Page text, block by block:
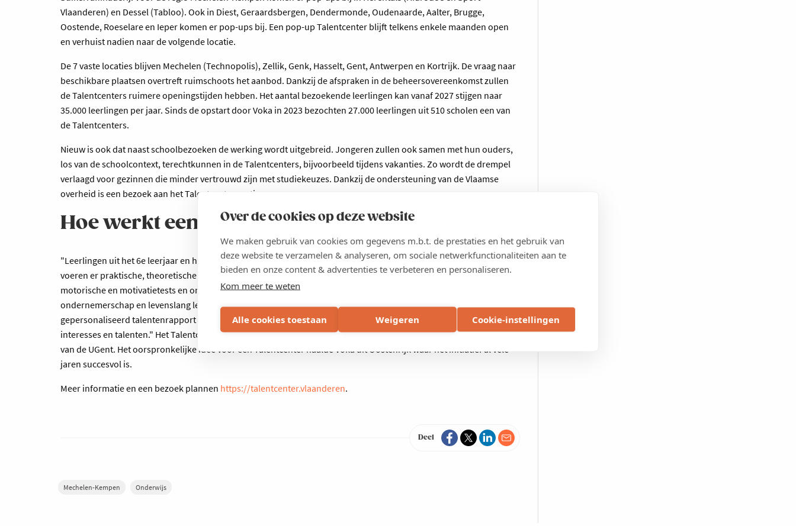
Over de cookies op deze website
We maken gebruik van cookies om gegevens m.b.t. de prestaties en het gebruik van
deze website te verzamelen & analyseren, om sociale netwerkfunctionaliteiten aan te
bieden en onze content & advertenties te verbeteren en personaliseren.
Kom meer te weten
Alle cookies toestaan Weigeren Cookie-instellingen
Vlaanderen) en Dessel (Tabloo). Ook in Diest, Geraardsbergen, Dendermonde, Oudenaarde, Aalter, Brugge,
Oostende, Roeselare en Ieper komen er pop-ups bij. Een pop-up Talentcenter blijft telkens enkele maanden open
en verhuist nadien naar de volgende locatie.
De 7 vaste locaties blijven Mechelen (Technopolis), Zellik, Genk, Hasselt, Gent, Antwerpen en Kortrijk. De vraag naar
beschikbare plaatsen overtreft ruimschoots het aanbod. Dankzij de afspraken in de beheersovereenkomst zullen
de Talentcenters ruimere openingstijden hebben. Het aantal bezoekende leerlingen kan vanaf 2027 stijgen naar
35.000 leerlingen per jaar. Sinds de opstart door Voka in 2023 bezochten 27.000 leerlingen uit 510 scholen een van
de Talentcenters.
Nieuw is ook dat naast schoolbezoeken de werking wordt uitgebreid. Jongeren zullen ook samen met hun ouders,
los van de schoolcontext, terechtkunnen in de Talentcenters, bijvoorbeeld tijdens vakanties. Zo wordt de drempel
verlaagd voor gezinnen die minder vertrouwd zijn met studiekeuzes. Dankzij de ondersteuning van de Vlaamse
overheid is een bezoek aan het Talentcenter gratis.
Hoe werkt een Talentcenter?
"Leerlingen uit het 6e leerjaar en het eerste en tweede middelbaar komen met de klas naar een Talentcenter en
voeren er praktische, theoretische en interessetests uit. Het gaat om een VR-spel dat ruimtelijk inzicht test,
motorische en motivatietests en om cognitieve taal- en rekentesten", zegt Myriam Heeremans, directeur
ondernemerschap en levenslang leren bij Voka Mechelen-Kempen. "De leerlingen krijgen na afloop een
gepersonaliseerd talentenrapport met daarin vrijblijvend de mogelijke studierichtingen die aansluiten bij hun
interesses en talenten." Het Talentcenter en het talentenrapport zijn wetenschappelijk onderbouwd door academici
van de UGent. Het oorspronkelijke idee voor een Talentcenter haalde Voka uit Oostenrijk waar het initiatief al vele
jaren succesvol is.
Meer informatie en een bezoek plannen https://talentcenter.vlaanderen.
Deel
Mechelen-Kempen Onderwijs